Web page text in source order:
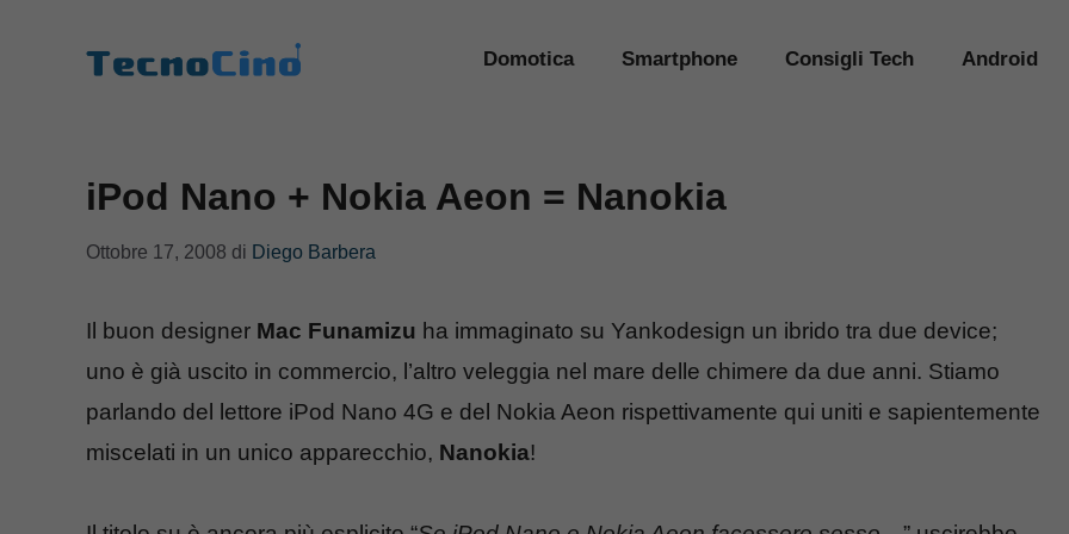
Domotica Smartphone Consigli Tech Android
iPod Nano + Nokia Aeon = Nanokia
Ottobre 17, 2008 di Diego Barbera
Il buon designer Mac Funamizu ha immaginato su Yankodesign un ibrido tra due device;
uno è già uscito in commercio, l’altro veleggia nel mare delle chimere da due anni. Stiamo
parlando del lettore iPod Nano 4G e del Nokia Aeon rispettivamente qui uniti e sapientemente
miscelati in un unico apparecchio, Nanokia!